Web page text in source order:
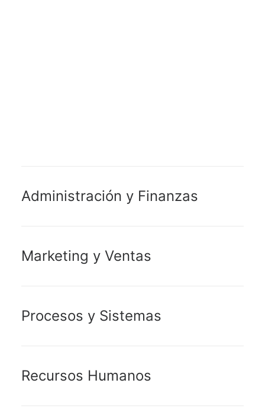
Administración y Finanzas
Marketing y Ventas
Procesos y Sistemas
Recursos Humanos